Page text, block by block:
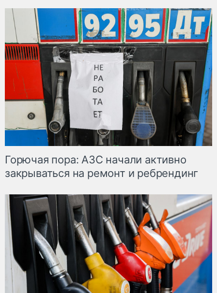
Горючая пора: АЗС начали активно
закрываться на ремонт и ребрендинг